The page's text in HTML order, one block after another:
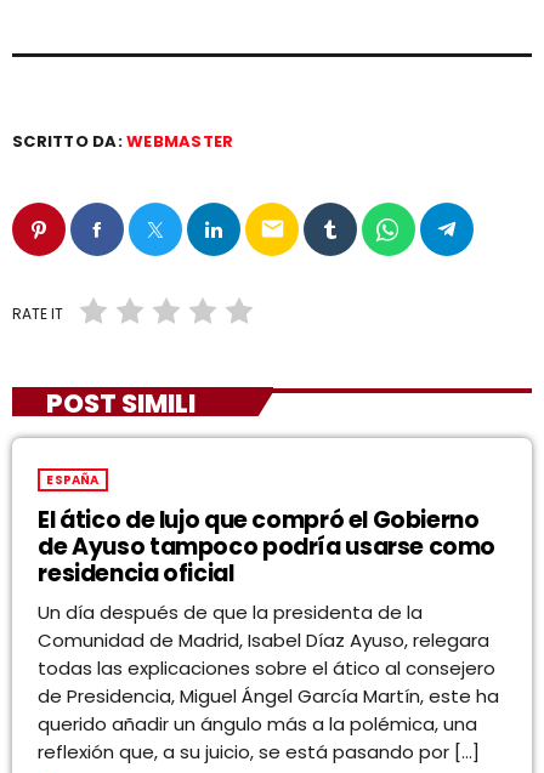
SCRITTO DA:WEBMASTER
email
RATE IT
POST SIMILI
ESPAÑA
El ático de lujo que compró el Gobierno
de Ayuso tampoco podría usarse como
residencia oficial
Un día después de que la presidenta de la
Comunidad de Madrid, Isabel Díaz Ayuso, relegara
todas las explicaciones sobre el ático al consejero
de Presidencia, Miguel Ángel García Martín, este ha
querido añadir un ángulo más a la polémica, una
reflexión que, a su juicio, se está pasando por […]